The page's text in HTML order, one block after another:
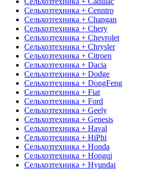
Сельхозтехника + Cenntro
Сельхозтехника + Changan
Сельхозтехника + Chery
Сельхозтехника + Chevrolet
Сельхозтехника + Chrysler
Сельхозтехника + Citroen
Сельхозтехника + Dacia
Сельхозтехника + Dodge
Сельхозтехника + DongFeng
Сельхозтехника + Fiat
Сельхозтехника + Ford
Сельхозтехника + Geely
Сельхозтехника + Genesis
Сельхозтехника + Haval
Сельхозтехника + HiPhi
Сельхозтехника + Honda
Сельхозтехника + Hongqi
Сельхозтехника + Hyundai